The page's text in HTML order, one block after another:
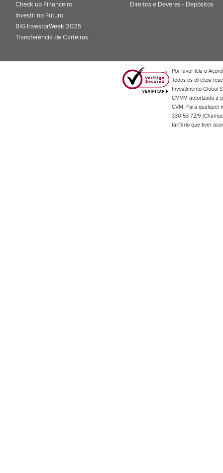
Check up Financeiro
Investir no Futuro
BiG InvestorWeek 2025;
Transferência de Carteiras;
Direitos e Deveres - Depósitos
Por favor leia o
Todos os direitos
Investimento Global
CMVM autorizada a
CVM. Para qualquer
330 53 72/9
tarifário que tiver